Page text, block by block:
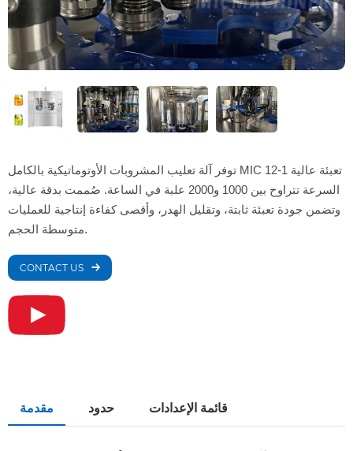
توفر آلة تعليب المشروبات الأوتوماتيكية بالكامل MIC 12-1 تعبئة عالية
السرعة تتراوح بين 1000 و2000 علبة في الساعة. صُممت بدقة عالية،
وتضمن جودة تعبئة ثابتة، وتقليل الهدر، وأقصى كفاءة إنتاجية للعمليات
متوسطة الحجم.
CONTACT US
مقدمة حدود قائمة الإعدادات